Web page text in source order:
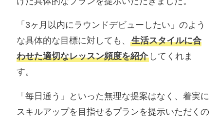
「3ヶ月以内にラウンドデビューしたい」のよう
な具体的な目標に対しても、 生活スタイルに合
わせた適切なレッスン頻度を紹介してくれま
す。
「毎日通う」といった無理な提案はなく、着実に
スキルアップを目指せるプランを提示いただくの